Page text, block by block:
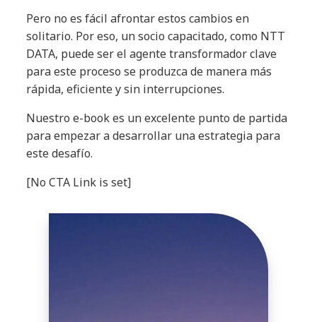
Pero no es fácil afrontar estos cambios en
solitario. Por eso, un socio capacitado, como NTT
DATA, puede ser el agente transformador clave
para este proceso se produzca de manera más
rápida, eficiente y sin interrupciones.
Nuestro e-book es un excelente punto de partida
para empezar a desarrollar una estrategia para
este desafío.
[No CTA Link is set]